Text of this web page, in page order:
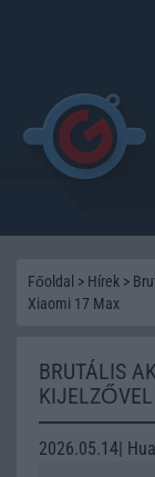
Főoldal > Hírek >
Xiaomi 17 Max
BRUTÁLIS
2026.05.14|